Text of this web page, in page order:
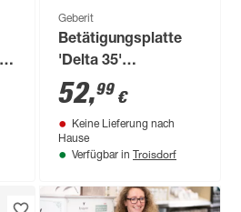
Geberit
Betätigungsplatte
'Delta 35'
mattchrom
52,99 €
Keine Lieferung nach
Hause
Verfügbar in Troisdorf